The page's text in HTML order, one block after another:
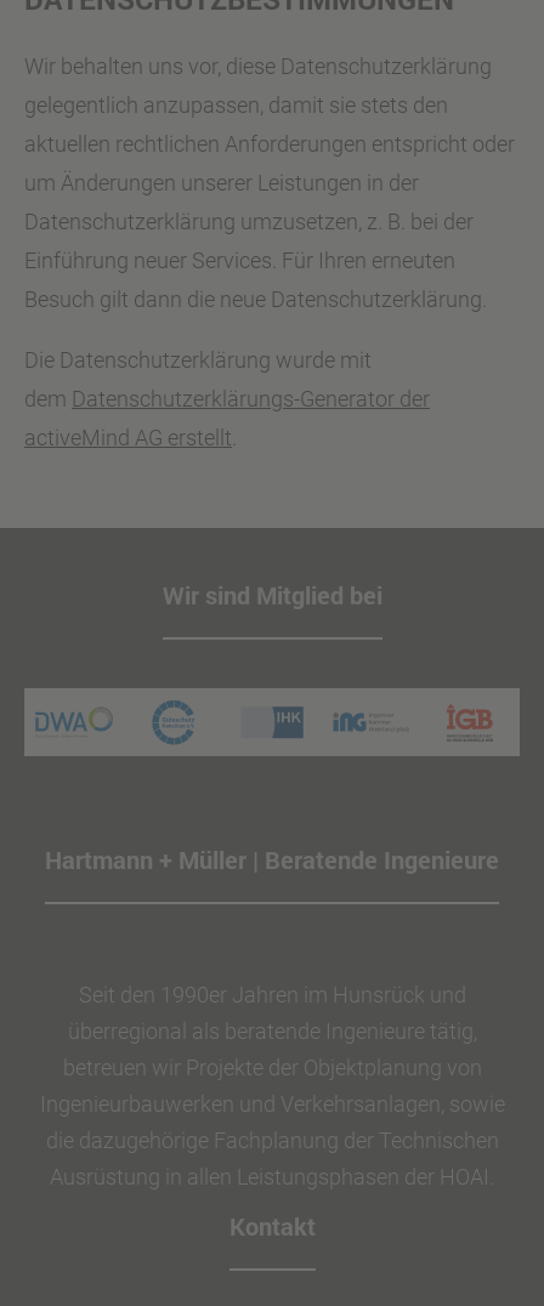
Wir behalten uns vor, diese Datenschutzerklärung
gelegentlich anzupassen, damit sie stets den
aktuellen rechtlichen Anforderungen entspricht oder
um Änderungen unserer Leistungen in der
Datenschutzerklärung umzusetzen, z. B. bei der
Einführung neuer Services. Für Ihren erneuten
Besuch gilt dann die neue Datenschutzerklärung.
Die Datenschutzerklärung wurde mit
dem Datenschutzerklärungs-Generator der
activeMind AG erstellt.
Wir sind Mitglied bei
Hartmann + Müller | Beratende Ingenieure
Seit den 1990er Jahren im Hunsrück und
überregional als beratende Ingenieure tätig,
betreuen wir Projekte der Objektplanung von
Ingenieurbauwerken und Verkehrsanlagen, sowie
die dazugehörige Fachplanung der Technischen
Ausrüstung in allen Leistungsphasen der HOAI.
Kontakt